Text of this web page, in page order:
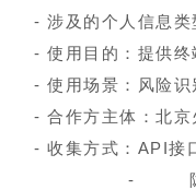
- 涉及的个人信息
- 使用目的：提供
- 使用场景：风险
- 合作方主体：北
- 收集方式：API接
- 隐